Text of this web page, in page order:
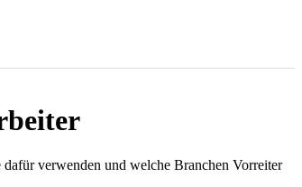
verwenden und welche Branchen Vorreiter